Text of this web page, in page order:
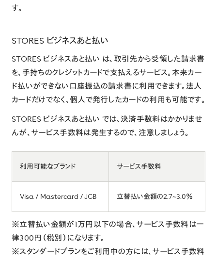
す。
STORES ビジネスあと払い
STORES ビジネスあと払い は、取引先から受領した請求書
を、手持ちのクレジットカードで支払えるサービス。本来カー
ド払いができない口座振込の請求書に利用できます。法人
カードだけでなく、個人で発行したカードの利用も可能です。
STORES ビジネスあと払い では、決済手数料はかかりませ
んが、サービス手数料は発生するので、注意しましょう。
利用可能なブランド サービス手数料
Visa / Mastercard / JCB 立替払い金額の2.7~3.0％
※立替払い金額が1万円以下の場合、サービス手数料は一
律300円（税別）になります。
※スタンダードプランをご利用中の方には、サービス手数料